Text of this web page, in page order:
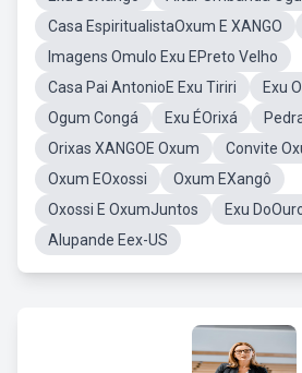
Casa EspiritualistaOxum E XANGO
Imagens Omulo Exu EPreto Velho
Casa Pai AntonioE Exu Tiriri
Exu
Ogum Congá
Exu ÉOrixá
Orixas XANGOE Oxum
Convite
Oxum EOxossi
Oxum EXangô
Oxossi E OxumJuntos
Exu
Alupande Eex-US